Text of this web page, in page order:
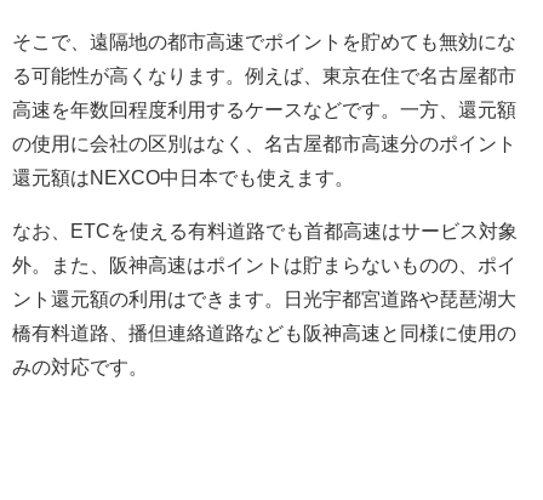
そこで、遠隔地の都市高速でポイントを貯めても無効にな
る可能性が高くなります。例えば、東京在住で名古屋都市
高速を年数回程度利用するケースなどです。一方、還元額
の使用に会社の区別はなく、名古屋都市高速分のポイント
還元額はNEXCO中日本でも使えます。
なお、ETCを使える有料道路でも首都高速はサービス対象
外。また、阪神高速はポイントは貯まらないものの、ポイ
ント還元額の利用はできます。日光宇都宮道路や琵琶湖大
橋有料道路、播但連絡道路なども阪神高速と同様に使用の
みの対応です。